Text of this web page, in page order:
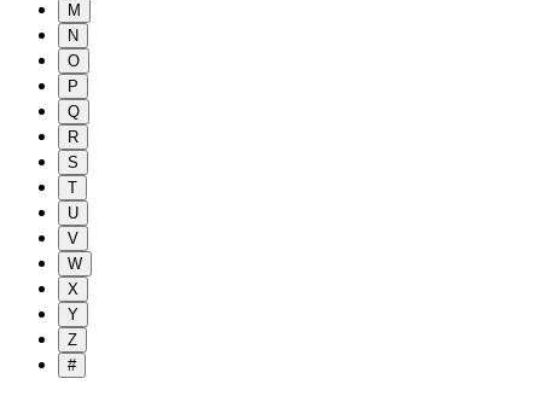
M
N
O
P
Q
R
S
T
U
V
W
X
Y
Z
#